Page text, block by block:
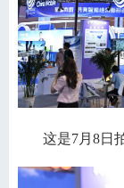
这是7月8日